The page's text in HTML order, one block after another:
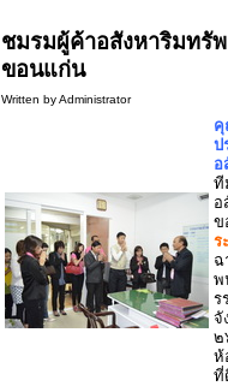
ชมรมผู้ค้าอสังหาริมทรั
ขอนแก่น
Written by Administrator
คุ
ป
อ
ที
อ
ข
ร
ฉ
พ
ร
จั
๒
ห้
ที่